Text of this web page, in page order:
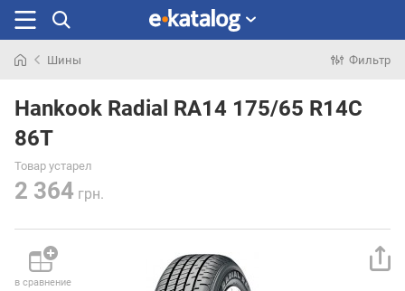
раньше
Шины Фильтр
Hankook Radial RA14 175/65 R14C
86T
Товар устарел
2 364 грн.
в сравнение